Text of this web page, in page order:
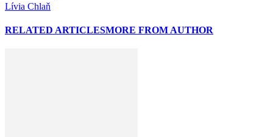
Lívia Chlaň
RELATED ARTICLESMORE FROM AUTHOR